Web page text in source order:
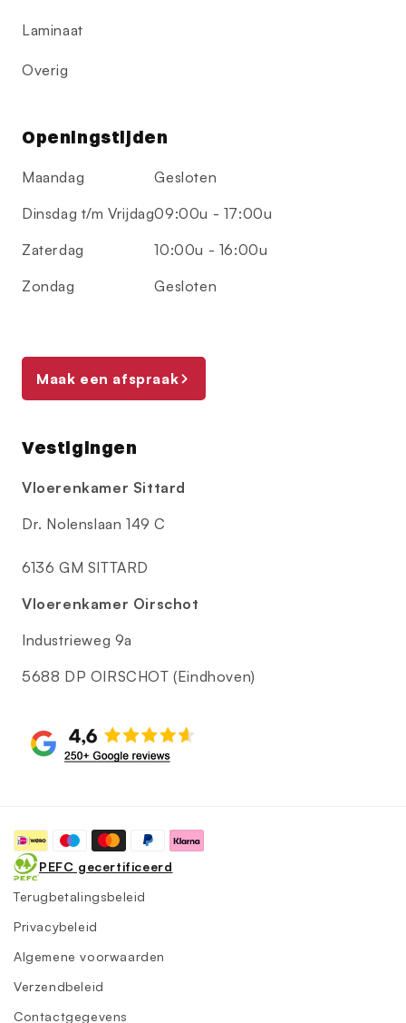
Laminaat
Overig
Openingstijden
Maandag
Dinsdag t/m Vrijdag
Zaterdag
Zondag
Gesloten
09:00u - 17:00u
10:00u - 16:00u
Gesloten
Maak een afspraak
Vestigingen
Vloerenkamer Sittard
Dr. Nolenslaan 149 C
6136 GM SITTARD
Vloerenkamer Oirschot
Industrieweg 9a
5688 DP OIRSCHOT (Eindhoven)
PEFC gecertificeerd
Terugbetalingsbeleid
Privacybeleid
Algemene voorwaarden
Verzendbeleid
Contactgegevens
Betaalmethoden